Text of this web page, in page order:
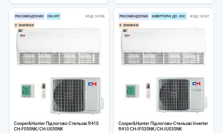
РЕКОМЕНДУЄМО ОN-ОFF
Є ЗНИЖКИ
КОД 16106
Cooper&Hunter Підлогово-Стельові R410
CH-F050NK/CH-U050NK
РЕКОМЕНДУЄМО ІНВЕРТОРНІ ДО -20С
Є ЗНИЖКИ
КОД 16107
Cooper&Hunter Підлогово-Стельові Inverter
R410 CH-IF035NK/CH-IU035NK